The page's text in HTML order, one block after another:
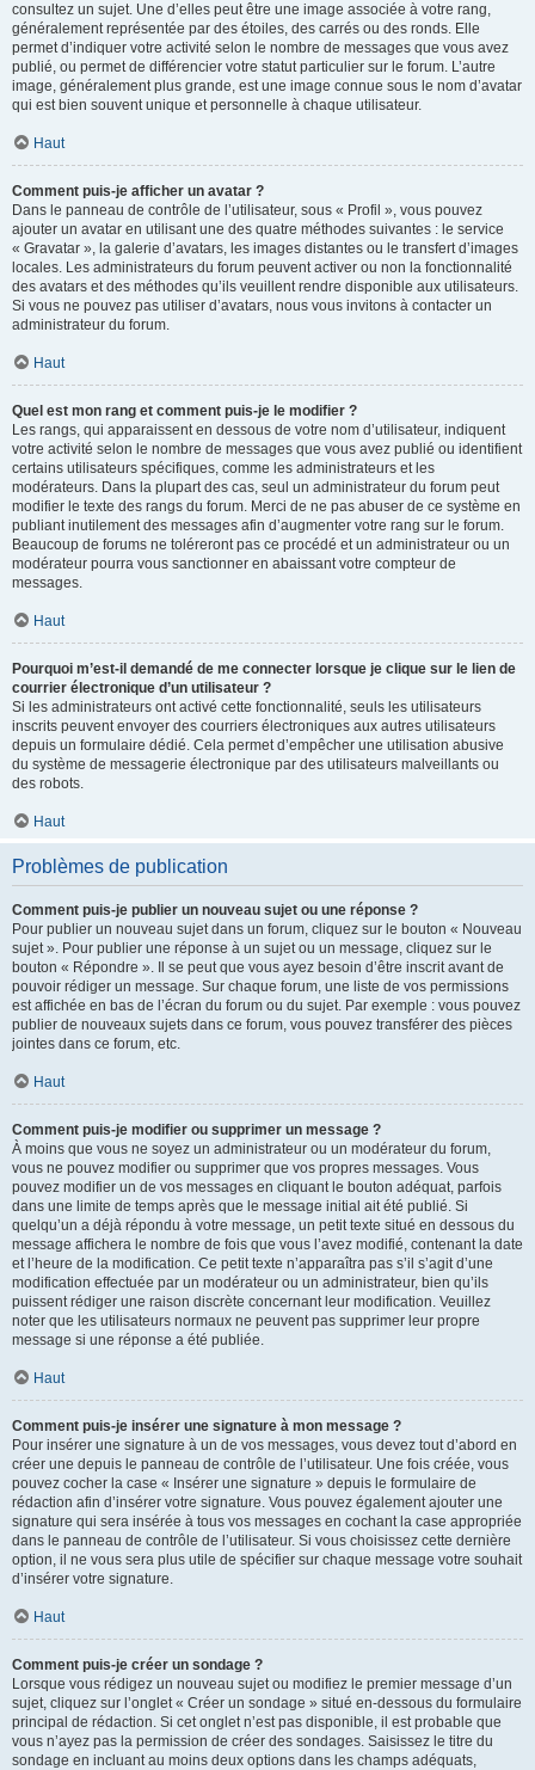
consultez un sujet. Une d’elles peut être une image associée à votre rang,
généralement représentée par des étoiles, des carrés ou des ronds. Elle
permet d’indiquer votre activité selon le nombre de messages que vous avez
publié, ou permet de différencier votre statut particulier sur le forum. L’autre
image, généralement plus grande, est une image connue sous le nom d’avatar
qui est bien souvent unique et personnelle à chaque utilisateur.
Haut
Comment puis-je afficher un avatar ?
Dans le panneau de contrôle de l’utilisateur, sous « Profil », vous pouvez
ajouter un avatar en utilisant une des quatre méthodes suivantes : le service
« Gravatar », la galerie d’avatars, les images distantes ou le transfert d’images
locales. Les administrateurs du forum peuvent activer ou non la fonctionnalité
des avatars et des méthodes qu’ils veuillent rendre disponible aux utilisateurs.
Si vous ne pouvez pas utiliser d’avatars, nous vous invitons à contacter un
administrateur du forum.
Haut
Quel est mon rang et comment puis-je le modifier ?
Les rangs, qui apparaissent en dessous de votre nom d’utilisateur, indiquent
votre activité selon le nombre de messages que vous avez publié ou identifient
certains utilisateurs spécifiques, comme les administrateurs et les
modérateurs. Dans la plupart des cas, seul un administrateur du forum peut
modifier le texte des rangs du forum. Merci de ne pas abuser de ce système en
publiant inutilement des messages afin d’augmenter votre rang sur le forum.
Beaucoup de forums ne toléreront pas ce procédé et un administrateur ou un
modérateur pourra vous sanctionner en abaissant votre compteur de
messages.
Haut
Pourquoi m’est-il demandé de me connecter lorsque je clique sur le lien de
courrier électronique d’un utilisateur ?
Si les administrateurs ont activé cette fonctionnalité, seuls les utilisateurs
inscrits peuvent envoyer des courriers électroniques aux autres utilisateurs
depuis un formulaire dédié. Cela permet d’empêcher une utilisation abusive
du système de messagerie électronique par des utilisateurs malveillants ou
des robots.
Haut
Problèmes de publication
Comment puis-je publier un nouveau sujet ou une réponse ?
Pour publier un nouveau sujet dans un forum, cliquez sur le bouton « Nouveau
sujet ». Pour publier une réponse à un sujet ou un message, cliquez sur le
bouton « Répondre ». Il se peut que vous ayez besoin d’être inscrit avant de
pouvoir rédiger un message. Sur chaque forum, une liste de vos permissions
est affichée en bas de l’écran du forum ou du sujet. Par exemple : vous pouvez
publier de nouveaux sujets dans ce forum, vous pouvez transférer des pièces
jointes dans ce forum, etc.
Haut
Comment puis-je modifier ou supprimer un message ?
À moins que vous ne soyez un administrateur ou un modérateur du forum,
vous ne pouvez modifier ou supprimer que vos propres messages. Vous
pouvez modifier un de vos messages en cliquant le bouton adéquat, parfois
dans une limite de temps après que le message initial ait été publié. Si
quelqu’un a déjà répondu à votre message, un petit texte situé en dessous du
message affichera le nombre de fois que vous l’avez modifié, contenant la date
et l’heure de la modification. Ce petit texte n’apparaîtra pas s’il s’agit d’une
modification effectuée par un modérateur ou un administrateur, bien qu’ils
puissent rédiger une raison discrète concernant leur modification. Veuillez
noter que les utilisateurs normaux ne peuvent pas supprimer leur propre
message si une réponse a été publiée.
Haut
Comment puis-je insérer une signature à mon message ?
Pour insérer une signature à un de vos messages, vous devez tout d’abord en
créer une depuis le panneau de contrôle de l’utilisateur. Une fois créée, vous
pouvez cocher la case « Insérer une signature » depuis le formulaire de
rédaction afin d’insérer votre signature. Vous pouvez également ajouter une
signature qui sera insérée à tous vos messages en cochant la case appropriée
dans le panneau de contrôle de l’utilisateur. Si vous choisissez cette dernière
option, il ne vous sera plus utile de spécifier sur chaque message votre souhait
d’insérer votre signature.
Haut
Comment puis-je créer un sondage ?
Lorsque vous rédigez un nouveau sujet ou modifiez le premier message d’un
sujet, cliquez sur l’onglet « Créer un sondage » situé en-dessous du formulaire
principal de rédaction. Si cet onglet n’est pas disponible, il est probable que
vous n’ayez pas la permission de créer des sondages. Saisissez le titre du
sondage en incluant au moins deux options dans les champs adéquats,